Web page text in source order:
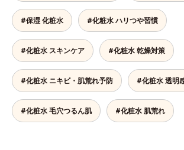
#保湿 化粧水 #化粧水 ハリつや習慣
#化粧水 スキンケア #化粧水 乾燥対策
#化粧水 ニキビ・肌荒れ予防 #化粧水 透明
#化粧水 毛穴つるん肌 #化粧水 肌荒れ